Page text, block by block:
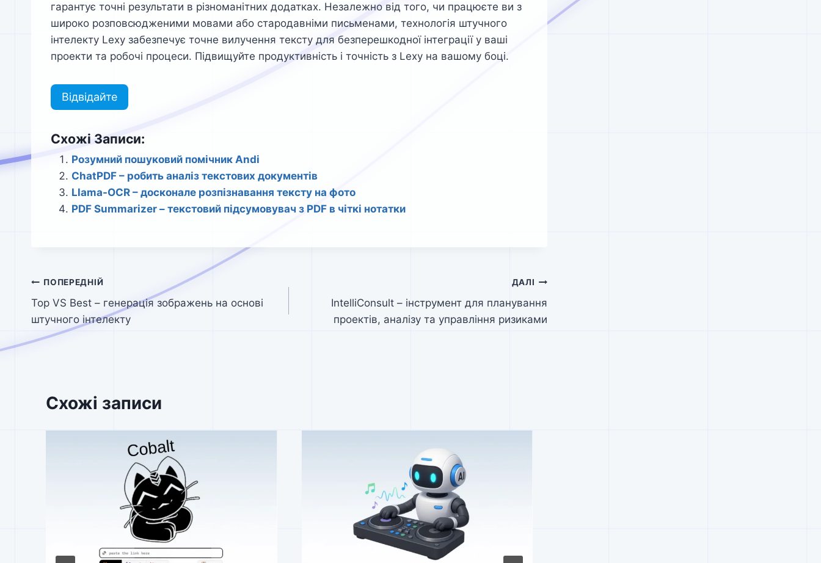
гарантує точні результати в різноманітних додатках. Незалежно від того, чи працюєте ви з
широко розповсюдженими мовами або стародавніми письменами, технологія штучного
інтелекту Lexy забезпечує точне вилучення тексту для безперешкодної інтеграції у ваші
проекти та робочі процеси. Підвищуйте продуктивність і точність з Lexy на вашому боці.
Відвідайте
Схожі Записи:
Розумний пошуковий помічник Andi
ChatPDF – робить аналіз текстових документів
Llama-OCR – досконале розпізнавання тексту на фото
PDF Summarizer – текстовий підсумовувач з PDF в чіткі нотатки
Навігація
записів
ПОПЕРЕДНІЙ
Top VS Best – генерація зображень на основі
штучного інтелекту
ДАЛІ
IntelliConsult – інструмент для планування
проектів, аналізу та управління ризиками
Схожі записи